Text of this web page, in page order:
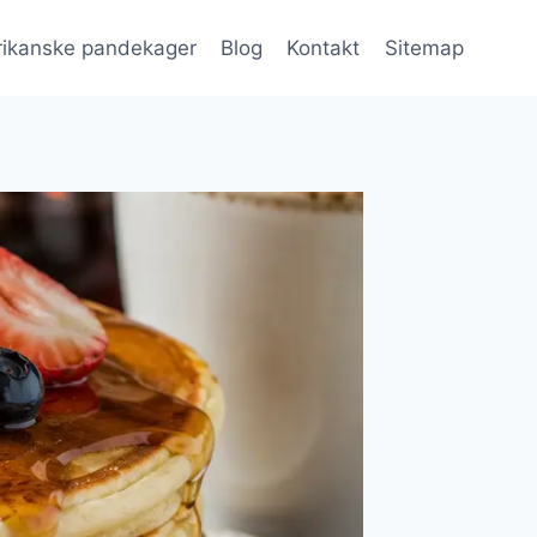
pandekager Blog Kontakt Sitemap